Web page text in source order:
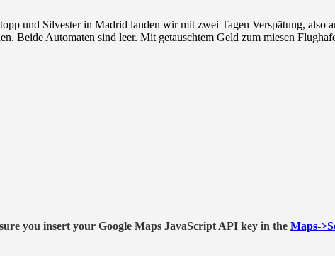
und Silvester in Madrid landen wir mit zwei Tagen Verspätung,
Beide Automaten sind leer. Mit getauschtem Geld zum miesen
you insert your Google Maps JavaScript API key in the Maps-